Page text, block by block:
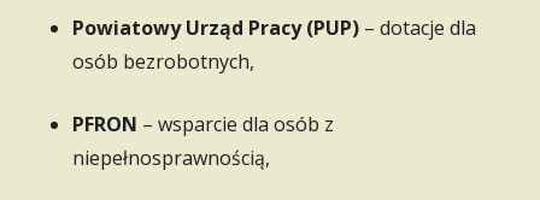
Powiatowy Urząd Pracy (PUP) – dotacje dla
osób bezrobotnych,
PFRON – wsparcie dla osób z
niepełnosprawnością,